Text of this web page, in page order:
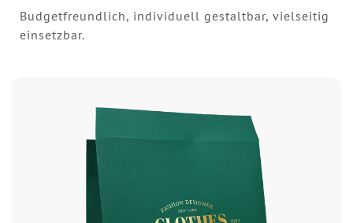
Budgetfreundlich, individuell gestaltbar, vielseitig
einsetzbar.